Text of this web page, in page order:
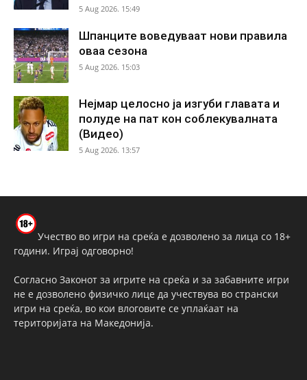
5 Aug 2026. 15:49
Шпанците воведуваат нови правила
оваа сезона
5 Aug 2026. 15:03
Нејмар целосно ја изгуби главата и
полуде на пат кон соблекувалната
(Видео)
5 Aug 2026. 13:57
Учество во игри на среќа е дозволено за лица со 18+
години. Играј одговорно!
Согласно Законот за игрите на среќа и за забавните игри
не е дозволено физичко лице да учествува во странски
игри на среќа, во кои влоговите се уплаќаат на
територијата на Македонија.